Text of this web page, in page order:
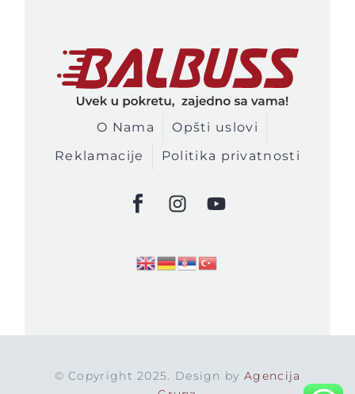
O Nama
Opšti uslovi
Reklamacije
Politika privatnosti
© Copyright 2025. Design by Agencija